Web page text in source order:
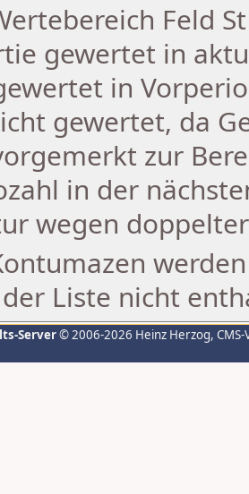
Feld
gewertet in
in
gewertet, da
zur
in der
wegen
Liste nicht
Server© 2006-2026 Heinz Herzog,